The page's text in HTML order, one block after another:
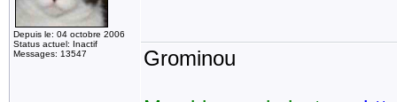
Depuis le: 04 octobre 2006
Status actuel: Inactif
Messages: 13547
Grominou